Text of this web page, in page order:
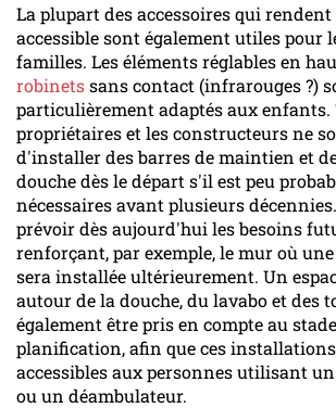
La plupart des accessoires qui rendent
accessible sont également utiles pour
familles. Les éléments réglables en
robinetssans contact (infrarouges ?)
particulièrement adaptés aux enfants.
propriétaires et les constructeurs ne
d'installer des barres de maintien et
douche dès le départ s'il est peu
nécessaires avant plusieurs
prévoir dès aujourd'hui les besoins
renforçant, par exemple, le mur où
sera installée ultérieurement. Un
autour de la douche, du lavabo et des
également être pris en compte au
planification, afin que ces
accessibles aux personnes utilisant
ou un déambulateur.